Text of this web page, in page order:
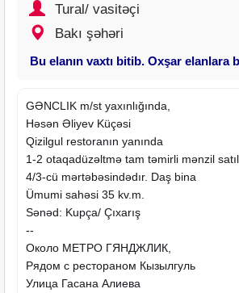
Tural/ vasitəçi
Bakı şəhəri
Bu elanın vaxtı bitib. Oxşar elanlara
GƏNCLIK m/st yaxınlığında,
Həsən Əliyev Küçəsi
Qizilgul restoranın yanında
1-2 otaqadüzəltmə tam təmirli mənzil
4/3-cü mərtəbəsindədır. Daş bina
Ümumi sahəsi 35 kv.m.
Sənəd: Kupça/ Çıxarış
--
Около МЕТРО ГЯНДЖЛИК,
Рядом с рестораном Кызылгуль
Улица Гасана Алиева